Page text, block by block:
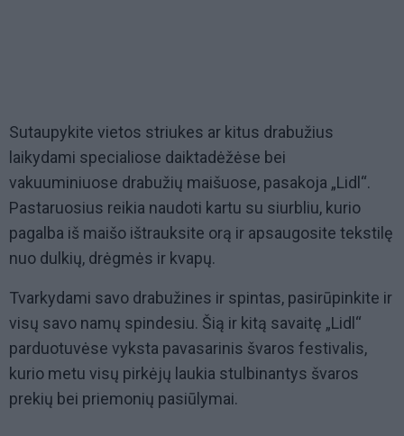
Sutaupykite vietos striukes ar kitus drabužius
laikydami specialiose daiktadėžėse bei
vakuuminiuose drabužių maišuose, pasakoja „Lidl“.
Pastaruosius reikia naudoti kartu su siurbliu, kurio
pagalba iš maišo ištrauksite orą ir apsaugosite tekstilę
nuo dulkių, drėgmės ir kvapų.
Tvarkydami savo drabužines ir spintas, pasirūpinkite ir
visų savo namų spindesiu. Šią ir kitą savaitę „Lidl“
parduotuvėse vyksta pavasarinis švaros festivalis,
kurio metu visų pirkėjų laukia stulbinantys švaros
prekių bei priemonių pasiūlymai.